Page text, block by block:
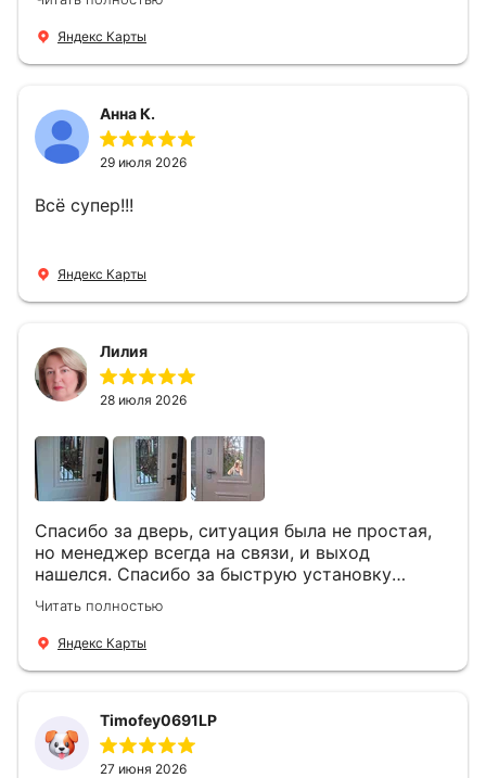
варианты дверей, монтаж тоже был очень
четкий, позвонили, согласовали и установили
Яндекс Карты
Анна К.
29 июля 2026
Всё супер!!!
Яндекс Карты
Лилия
28 июля 2026
Спасибо за дверь, ситуация была не простая,
но менеджер всегда на связи, и выход
нашелся. Спасибо за быструю установку
Роману, один и привёз, и установил. Надеюсь,
что дверь нам долго послужит
Читать полностью
Яндекс Карты
Timofey0691LP
27 июня 2026